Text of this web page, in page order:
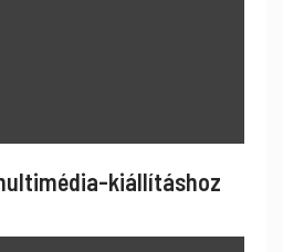
kiállításhoz